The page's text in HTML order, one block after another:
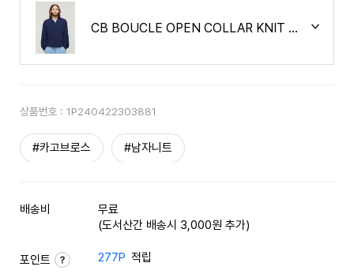
CB BOUCLE OPEN COLLAR KNIT (BLACK)
상품번호 : 1P240422303881
#카고브로스 #남자니트
배송비
무료
(도서산간 배송시 3,000원 추가)
포인트 277P 적립